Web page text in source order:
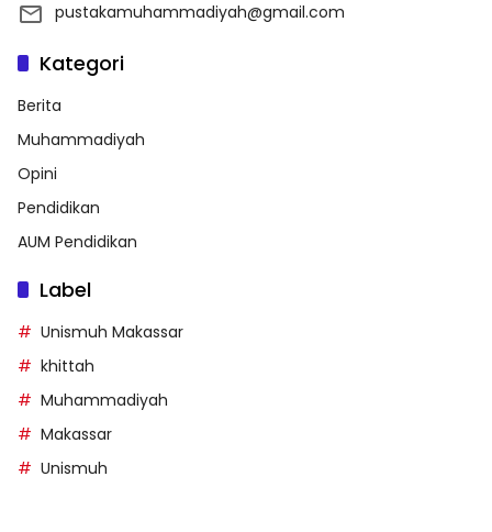
pustakamuhammadiyah@gmail.com
Kategori
Berita
Muhammadiyah
Opini
Pendidikan
AUM Pendidikan
Label
Unismuh Makassar
khittah
Muhammadiyah
Makassar
Unismuh